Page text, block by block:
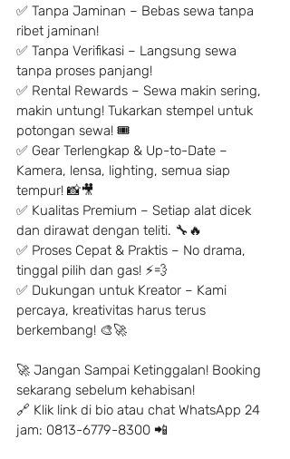
✅ Tanpa Jaminan – Bebas sewa tanpa
ribet jaminan!
✅ Tanpa Verifikasi – Langsung sewa
tanpa proses panjang!
✅ Rental Rewards – Sewa makin sering,
makin untung! Tukarkan stempel untuk
potongan sewa! 🎟
✅ Gear Terlengkap & Up-to-Date –
Kamera, lensa, lighting, semua siap
tempur! 📸🎥
✅ Kualitas Premium – Setiap alat dicek
dan dirawat dengan teliti. 🔧🔥
✅ Proses Cepat & Praktis – No drama,
tinggal pilih dan gas! ⚡️💨
✅ Dukungan untuk Kreator – Kami
percaya, kreativitas harus terus
berkembang! 🎨🚀
🚀 Jangan Sampai Ketinggalan! Booking
sekarang sebelum kehabisan!
🔗 Klik link di bio atau chat WhatsApp 24
jam: 0813-6779-8300 📲